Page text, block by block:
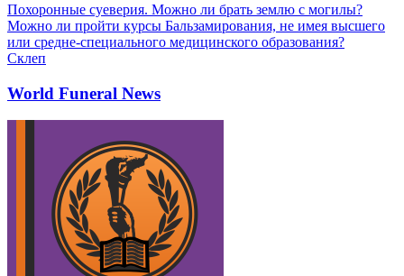
Похоронные суеверия. Можно ли брать землю с могилы?
Можно ли пройти курсы Бальзамирования, не имея высшего
или средне-специального медицинского образования?
Склеп
World Funeral News